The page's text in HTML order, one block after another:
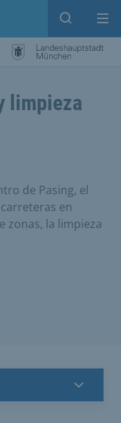
Open
limpieza
de Pasing, el
en
zonas, la limpieza